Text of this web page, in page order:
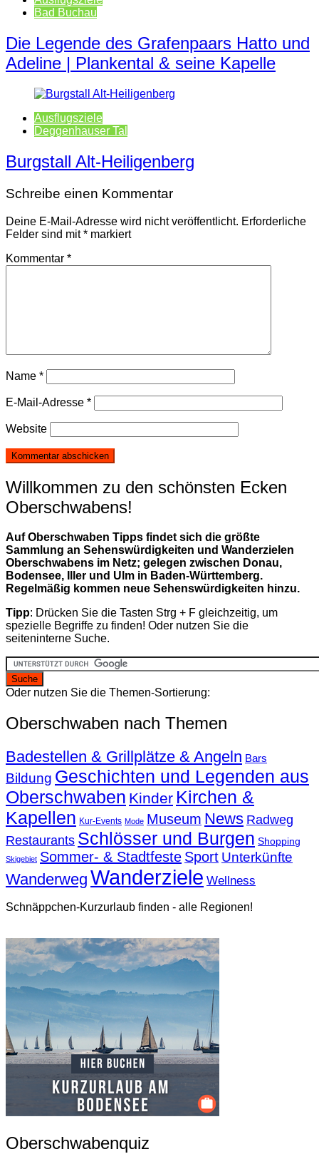
Bad Buchau
Die Legende des Grafenpaars Hatto und
Adeline | Plankental & seine Kapelle
Ausflugsziele
Deggenhauser Tal
Burgstall Alt-Heiligenberg
Schreibe einen Kommentar
Deine E-Mail-Adresse wird nicht veröffentlicht. Erforderliche
Felder sind mit* markiert
Kommentar *
Name *
E-Mail-Adresse *
Website
Willkommen zu den schönsten Ecken
Oberschwabens!
Auf Oberschwaben Tipps findet sich die größte
Sammlung an Sehenswürdigkeiten und Wanderzielen
Oberschwabens im Netz; gelegen zwischen Donau,
Bodensee, Iller und Ulm in Baden-Württemberg.
Regelmäßig kommen neue Sehenswürdigkeiten hinzu.
Tipp: Drücken Sie die Tasten Strg + F gleichzeitig, um
spezielle Begriffe zu finden! Oder nutzen Sie die
seiteninterne Suche.
Oder nutzen Sie die Themen-Sortierung:
Oberschwaben nach Themen
Badestellen & Grillplätze & Angeln Bars
Bildung Geschichten und Legenden aus
Oberschwaben Kinder Kirchen &
Kapellen Kur-Events Mode Museum News Radweg
Restaurants Schlösser und Burgen Shopping
Skigebiet Sommer- & Stadtfeste Sport Unterkünfte
Wanderweg Wanderziele Wellness
Schnäppchen-Kurzurlaub finden - alle Regionen!
Oberschwabenquiz